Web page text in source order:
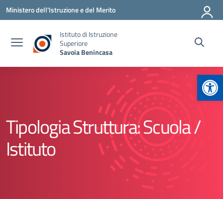
Vai ai contenuti
Vai al menu di navigazione
Vai al footer
Ministero dell'Istruzione e del Merito
Istituto di Istruzione
Superiore
Savoia Benincasa
Tipologia Struttura:Scuola /
Istituto